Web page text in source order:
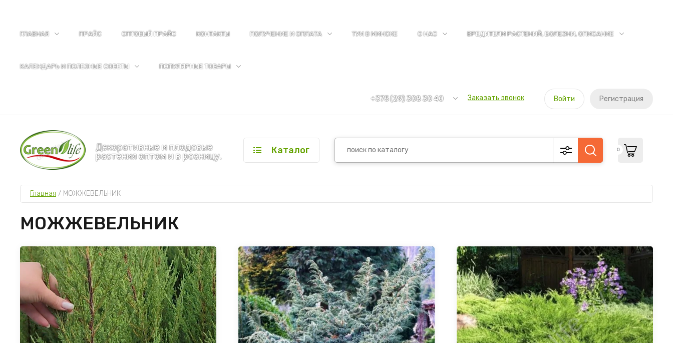
ГЛАВНАЯ ПРАЙС ОПТОВЫЙ ПРАЙС КОНТАКТЫ ПОЛУЧЕНИЕ И ОПЛАТА ТУИ В МИНСКЕ О НАС ВРЕДИТЕЛИ РАСТЕНИЙ, БОЛЕЗНИ, ОПИСАНИЕ
КАЛЕНДАРЬ И ПОЛЕЗНЫЕ СОВЕТЫ ПОПУЛЯРНЫЕ ТОВАРЫ
+375 (29) 308 30 40 Заказать звонок Войти Регистрация
Декоративные и плодовые
растения оптом и в розницу.
Каталог 0
Главная / МОЖЖЕВЕЛЬНИК
МОЖЖЕВЕЛЬНИК